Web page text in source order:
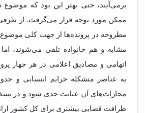
برمی‌آیند، حتی بهتر این بود که موضوع
ممکن مورد توجه قرار می‌گرفت. از
مطروحه در پرونده‌ها از جهت کلی موضوع
مشابه و هم خانواده تلقی می‌شوند، اما
اتهامی و مصادیق اعلامی در هر چهار
به عناصر متشکله جرایم انتسابی و
مجازات‌های آن عنایت جدی شود و در
ظرافت قضایی بیشتری برای کل کشور